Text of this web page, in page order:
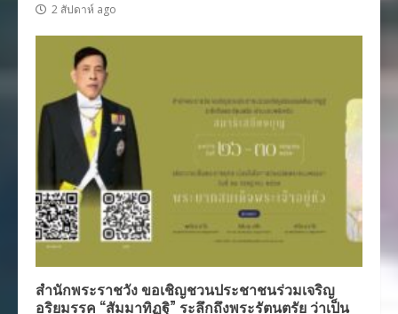
2 สัปดาห์ ago
สำนักพระราชวัง ขอเชิญชวนประชาชนร่วมเจริญ
อริยมรรค “สัมมาทิฏฐิ” ระลึกถึงพระรัตนตรัย ว่าเป็น